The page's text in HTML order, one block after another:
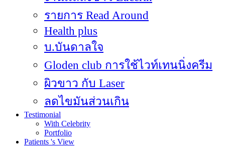
รายการ Read Around
Health plus
บ.บันดาลใจ
Gloden club การใช้ไวท์เทนนิ่งครีม
ผิวขาว กับ Laser
ลดไขมันส่วนเกิน
Testimonial
With Celebrity
Portfolio
Patients 's View